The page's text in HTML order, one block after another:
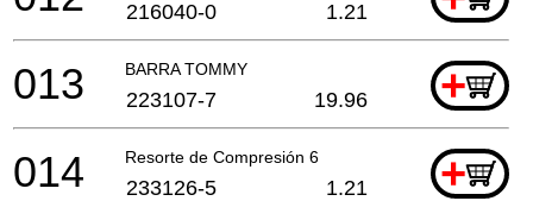
216040-0 1.21
BARRA TOMMY +
013 223107-7 19.96
Resorte de Compresión 6 +
014 233126-5 1.21